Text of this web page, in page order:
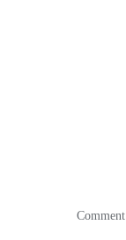
Comment